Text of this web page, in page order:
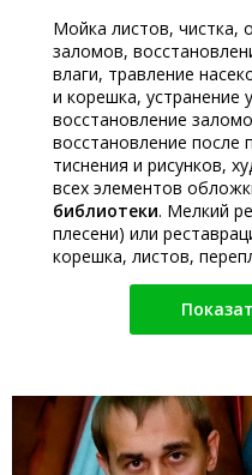
Мойка листов, чистка,
заломов,
влаги, травление
и корешка, устранение
восстановление
восстановление после
тиснения и рисунков,
всех элементов
библиотеки. Мелкий
плесени) или
корешка, листов,